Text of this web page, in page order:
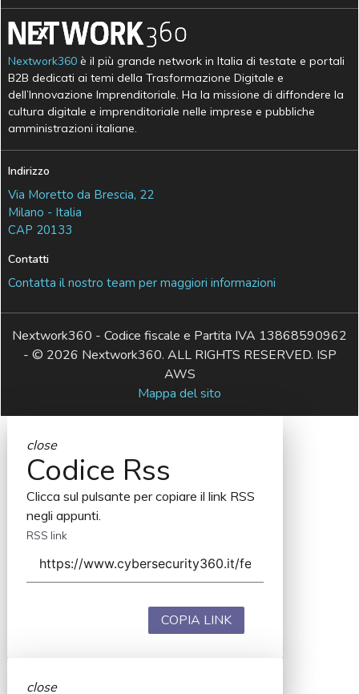
Nextwork360 è il più grande network in Italia di testate e portali
B2B dedicati ai temi della Trasformazione Digitale e
dell’Innovazione Imprenditoriale. Ha la missione di diffondere la
cultura digitale e imprenditoriale nelle imprese e pubbliche
amministrazioni italiane.
Indirizzo
Via Moretto da Brescia, 22
Milano - Italia
CAP 20133
Contatti
Contatta il nostro team per maggiori informazioni
Nextwork360 - Codice fiscale e Partita IVA 13868590962
- © 2026 Nextwork360. ALL RIGHTS RESERVED. ISP
AWS
Mappa del sito
close
Codice Rss
Clicca sul pulsante per copiare il link RSS
negli appunti.
RSS link
COPIA LINK
close